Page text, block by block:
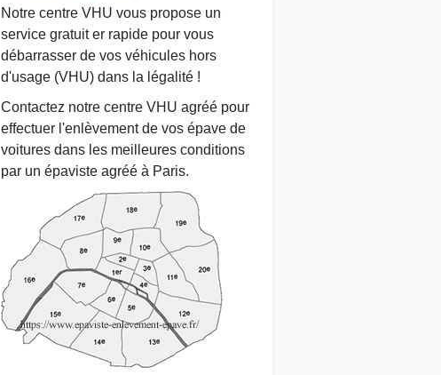
Notre centre VHU vous propose un
service gratuit er rapide pour vous
débarrasser de vos véhicules hors
d'usage (VHU) dans la légalité !
Contactez notre centre VHU agréé pour
effectuer l'enlèvement de vos épave de
voitures dans les meilleures conditions
par un épaviste agréé à Paris.